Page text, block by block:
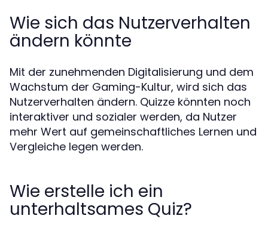
Wie sich das Nutzerverhalten
ändern könnte
Mit der zunehmenden Digitalisierung und dem
Wachstum der Gaming-Kultur, wird sich das
Nutzerverhalten ändern. Quizze könnten noch
interaktiver und sozialer werden, da Nutzer
mehr Wert auf gemeinschaftliches Lernen und
Vergleiche legen werden.
Wie erstelle ich ein
unterhaltsames Quiz?